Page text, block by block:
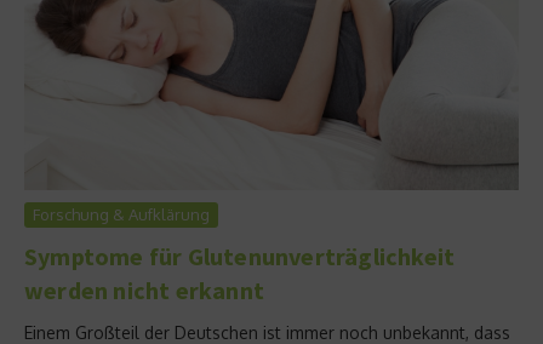
Forschung & Aufklärung
Symptome für Glutenunverträglichkeit
werden nicht erkannt
Einem Großteil der Deutschen ist immer noch unbekannt, dass